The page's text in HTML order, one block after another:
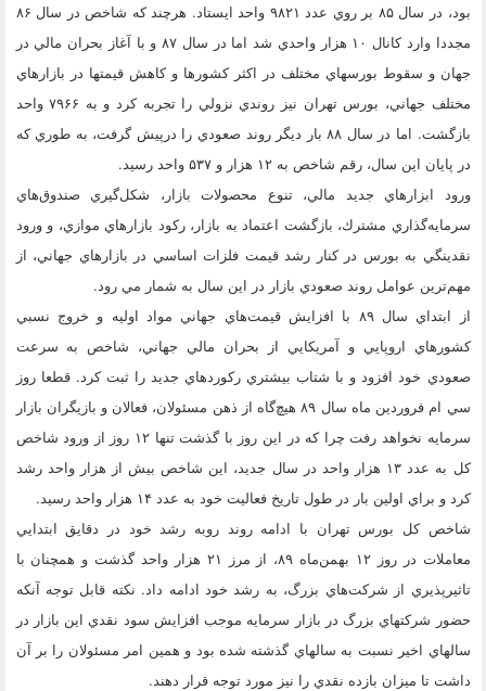
بود، در سال ۸۵ بر روي عدد ۹۸۲۱ واحد ايستاد. هرچند كه شاخص در سال ۸۶
مجددا وارد كانال ۱۰ هزار واحدي شد اما در سال ۸۷ و با آغاز بحران مالي در
جهان و سقوط بورسهاي مختلف در اكثر كشورها و كاهش قيمتها در بازارهاي
مختلف جهاني، بورس تهران نيز روندي نزولي را تجربه كرد و به ۷۹۶۶ واحد
بازگشت. اما در سال ۸۸ بار ديگر روند صعودي را درپيش گرفت، به طوري كه
در پايان اين سال، رقم شاخص به ۱۲ هزار و ۵۳۷ واحد رسيد.
ورود ابزارهاي جديد مالي، تنوع محصولات بازار، شكل‌گيري صندوق‌هاي
سرمايه‌گذاري مشترك، بازگشت اعتماد به بازار، ركود بازارهاي موازي، و ورود
نقدينگي به بورس در كنار رشد قيمت فلزات اساسي در بازارهاي جهاني، از
مهم‌ترين عوامل روند صعودي بازار در اين سال به شمار مي رود.
از ابتداي سال ۸۹ با افزايش قيمت‌هاي جهاني مواد اوليه و خروج نسبي
كشورهاي اروپايي و آمريكايي از بحران مالي جهاني، شاخص به سرعت
صعودي خود افزود و با شتاب بيشتري ركوردهاي جديد را ثبت كرد. قطعا روز
سي ام فروردين ماه سال ۸۹ هيچ‌گاه از ذهن مسئولان، فعالان و بازيگران بازار
سرمايه نخواهد رفت چرا كه در اين روز با گذشت تنها ۱۲ روز از ورود شاخص
كل به عدد ۱۳ هزار واحد در سال جديد، اين شاخص بيش از هزار واحد رشد
كرد و براي اولين بار در طول تاريخ فعاليت خود به عدد ۱۴ هزار واحد رسيد.
شاخص كل بورس تهران با ادامه روند روبه رشد خود در دقايق ابتدايي
معاملات در روز ۱۲ بهمن‌ماه ۸۹، از مرز ۲۱ هزار واحد گذشت و همچنان با
تاثيرپذيري از شركت‌هاي بزرگ، به رشد خود ادامه داد. نكته قابل توجه آنكه
حضور شركتهاي بزرگ در بازار سرمايه موجب افزايش سود نقدي اين بازار در
سالهاي اخير نسبت به سالهاي گذشته شده بود و همين امر مسئولان را بر آن
داشت تا ميزان بازده نقدي را نيز مورد توجه قرار دهند.